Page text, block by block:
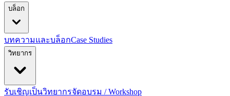
บล็อก
บทความและบล็อกCase Studies
วิทยากร
รับเชิญเป็นวิทยากรจัดอบรม / Workshop